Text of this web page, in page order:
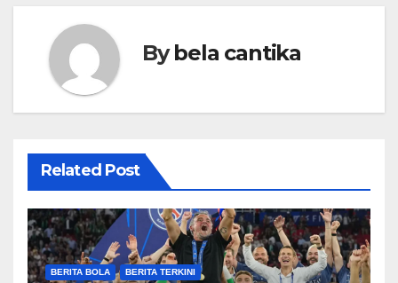
Bybela cantika
Related Post
BERITA BOLA BERITA TERKINI